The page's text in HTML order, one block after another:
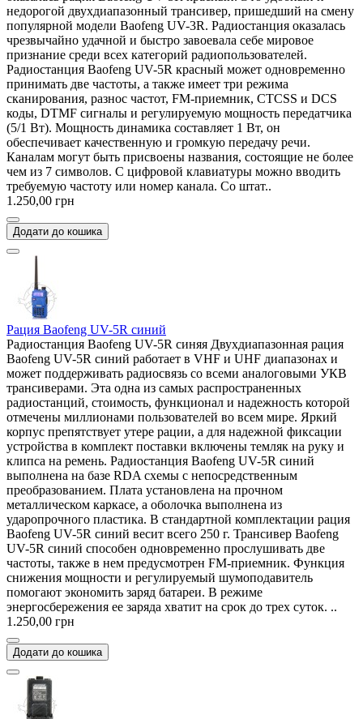
недорогой двухдиапазонный трансивер, пришедший на смену
популярной модели Baofeng UV-3R. Радиостанция оказалась
чрезвычайно удачной и быстро завоевала себе мировое
признание среди всех категорий радиопользователей.
Радиостанция Baofeng UV-5R красный может одновременно
принимать две частоты, а также имеет три режима
сканирования, разнос частот, FM-приемник, CTCSS и DCS
коды, DTMF сигналы и регулируемую мощность передатчика
(5/1 Вт). Мощность динамика составляет 1 Вт, он
обеспечивает качественную и громкую передачу речи.
Каналам могут быть присвоены названия, состоящие не более
чем из 7 символов. С цифровой клавиатуры можно вводить
требуемую частоту или номер канала. Со штат..
1.250,00 грн
Додати до кошика
Рация Baofeng UV-5R синий
Радиостанция Baofeng UV-5R синяя Двухдиапазонная рация
Baofeng UV-5R синий работает в VHF и UHF диапазонах и
может поддерживать радиосвязь со всеми аналоговыми УКВ
трансиверами. Эта одна из самых распространенных
радиостанций, стоимость, функционал и надежность которой
отмечены миллионами пользователей во всем мире. Яркий
корпус препятствует утере рации, а для надежной фиксации
устройства в комплект поставки включены темляк на руку и
клипса на ремень. Радиостанция Baofeng UV-5R синий
выполнена на базе RDA схемы с непосредственным
преобразованием. Плата установлена на прочном
металлическом каркасе, а оболочка выполнена из
ударопрочного пластика. В стандартной комплектации рация
Baofeng UV-5R синий весит всего 250 г. Трансивер Baofeng
UV-5R синий способен одновременно прослушивать две
частоты, также в нем предусмотрен FM-приемник. Функция
снижения мощности и регулируемый шумоподавитель
помогают экономить заряд батареи. В режиме
энергосбережения ее заряда хватит на срок до трех суток. ..
1.250,00 грн
Додати до кошика